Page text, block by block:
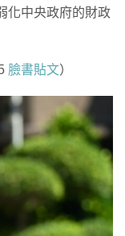
化中央政府的財政
臉書貼文）